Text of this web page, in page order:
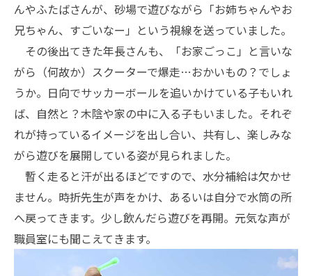
んやふたばさんが、砂場で遊びながら「お姉ちゃんやお
兄ちゃん、すごいなー」という視線を送っていました。
その後出てきた年長さんも、「お家ごっこ」と言いな
がら（何故か）スクーターで爆走…おかいもの？でしょ
うか。日向でサッカーボールを追いかけている子もいれ
ば、自然と？木陰や家の中に入る子もいました。それぞ
れが持っているイメージを出し合い、共有し、楽しみな
がら遊びを展開している姿が見られました。
暫く走ると汗が出るほどですので、水分補給は欠かせ
ません。時折先生が声をかけ、あるいは自分で水筒の所
へ戻ってきます。少し飲んだら遊びを再開。元気な声が
職員室にも聞こえてきます。